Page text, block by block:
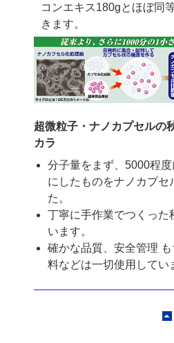
コンエキス180gとほぼ同
きます。
超微粒子・ナノカプセルの
カラ
分子量をまず、5000程
にしたものをナノカプセ
た。
丁寧に手作業でつくった
います。
確かな品質、安全管理
料などは一切使用してい